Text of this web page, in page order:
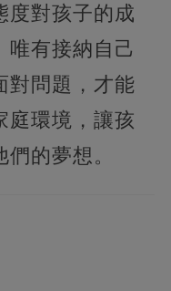
度對孩子的成
唯有接納自己
對問題，才能
庭環境，讓孩
的夢想。